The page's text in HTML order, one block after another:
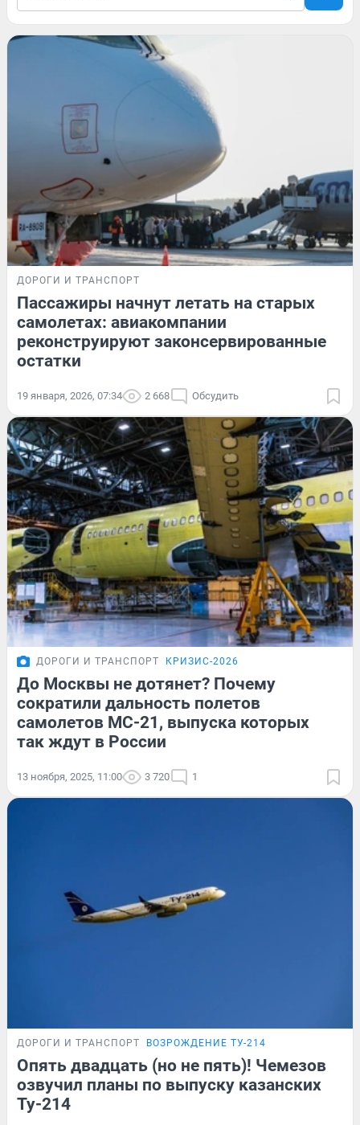
ДОРОГИ И ТРАНСПОРТ
Пассажиры начнут летать на старых
самолетах: авиакомпании
реконструируют законсервированные
остатки
19 января, 2026, 07:34 2 668 Обсудить
ДОРОГИ И ТРАНСПОРТ КРИЗИС-2026
До Москвы не дотянет? Почему
сократили дальность полетов
самолетов МС-21, выпуска которых
так ждут в России
13 ноября, 2025, 11:00 3 720 1
ДОРОГИ И ТРАНСПОРТ ВОЗРОЖДЕНИЕ ТУ-214
Опять двадцать (но не пять)! Чемезов
озвучил планы по выпуску казанских
Ту-214